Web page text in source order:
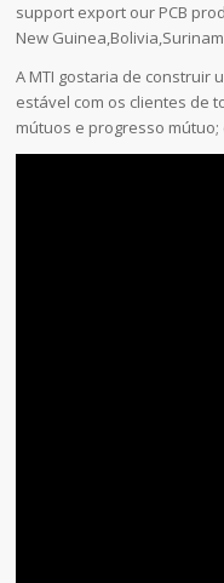
support export our PCB
New
A MTI gostaria de construir
estável com os clientes de
mútuos e progresso mútuo;